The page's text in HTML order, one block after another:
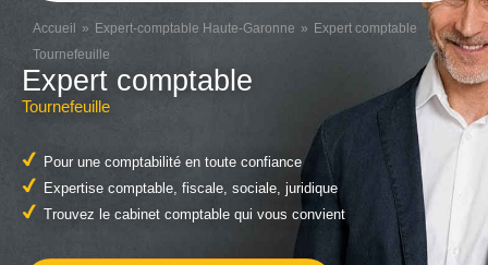
Accueil Expert-comptable Haute-Garonne
Expert comptable
Tournefeuille
Expert comptable
Tournefeuille
Pour une comptabilité en toute confiance
Expertise comptable, fiscale, sociale, juridique
Trouvez le cabinet comptable qui vous convient